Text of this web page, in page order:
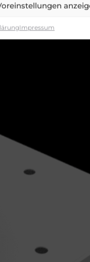
Impressum